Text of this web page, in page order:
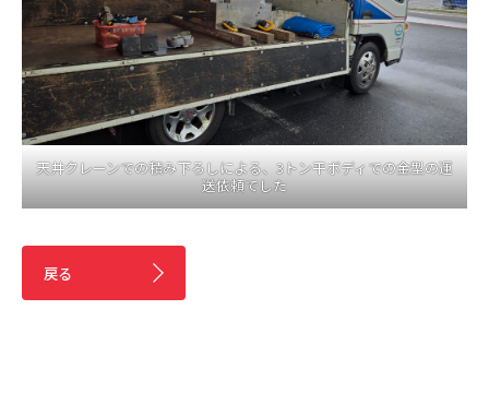
天井クレーンでの積み下ろしによる、3トン平ボディでの金型の運
送依頼でした
戻る